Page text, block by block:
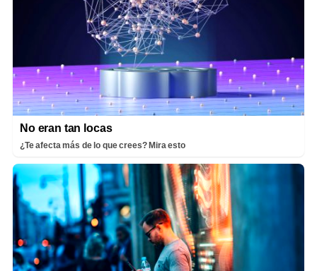
No eran tan locas
¿Te afecta más de lo que crees? Mira esto